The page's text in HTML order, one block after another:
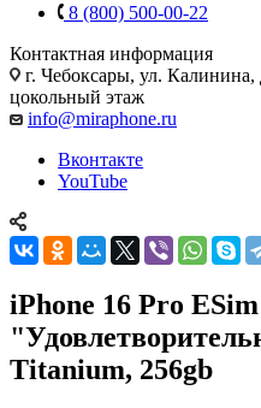
8 (800) 500-00-22
Контактная информация
г. Чебоксары, ул.
цокольный этаж
info@miraphone.ru
Вконтакте
YouTube
iPhone 16 Pro
Titanium, 256gb